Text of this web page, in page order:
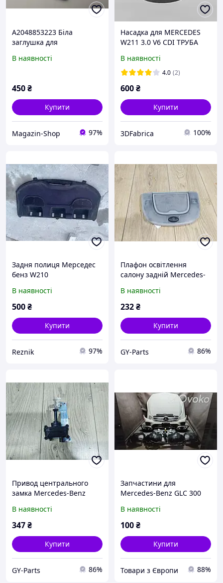
A2048853223 Біла
заглушка для
для Mercedes Benz X204
В наявності
450₴
Купити
Magazin-Shop 97%
Насадка для MERCEDES
W211 3.0 V6 CDI ТРУБА
ПОВІТРЯЗАБОРНИК
ПОВІТРЯ
В наявності
4.0 (2)
600₴
Купити
3DFabrica 100%
Задня полиця Мерседес
бенз W210
В наявності
500₴
Купити
Reznik 97%
Плафон освітлення
салону задній Mercedes-
2002 A2208200301
В наявності
232₴
Купити
GY-Parts 86%
Привод центрального
замка Mercedes-Benz
В наявності
347₴
Купити
GY-Parts 86%
Запчастини для
Mercedes-Benz GLC 300
В наявності
100₴
Купити
Товари з Європи 88%